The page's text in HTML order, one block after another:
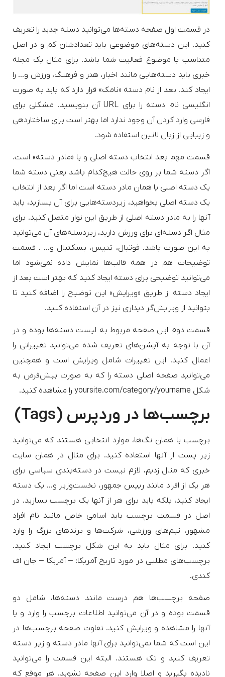
در قسمت اول صفحه دسته‌ها می‌توانید دسته جدید را تعریف
کنید. این دسته‌های موضوعی باید تعدادشان کم و در اصل
متناسب با موضوع فعالیت شما باشد. برای مثال یک مجله
خبری باید دسته‌هایی مانند اخبار، هنر و فرهنگ، ورزش و… را
ایجاد کند. بعد از نام دسته «نامک» قرار دارد که باید به صورت
انگلیسی نام دسته را برای URL آن بنویسید. مشکلی برای
فارسی وارد کردن آن وجود ندارد اما بهتر است برای ساختاردهی
و زیبایی از زبان لاتین استفاده شود.
قسمت مهم بعد انتخاب دسته اصلی و یا «مادر دسته» است.
اگر دسته شما بر روی حالت هیچ‌کدام باشد یعنی دسته شما
یک دسته اصلی یا همان مادر دسته است اما اگر بعد از انتخاب
یک دسته اصلی بخواهید، زیردسته‌هایی برای آن بسازید، باید
آنها را به مادر دسته اصلی از طریق این نوار متصل کنید. برای
مثال اگر دسته‌ای برای ورزش دارید، زیردسته‌های آن می‌توانید
به این صورت باشد. فوتبال، تنیس، بسکتبال و… . قسمت
توضیحات هم در همه قالب‌ها نمایش داده نمی‌شود اما
می‌توانید توضیحی برای دسته ایجاد کنید که بهتر است بعد از
ایجاد دسته از طریق «ویرایش» این توضیح را اضافه کنید تا
بتوانید از ویرایش‌گر دیداری نیز در آن استفاده کنید.
قسمت دوم این صفحه مربوط به لیست دسته‌ها بوده و در
آن با توجه به آپشن‌های تعریف شده می‌توانید تغییراتی را
اعمال کنید. این تغییرات شامل ویرایش است و همچنین
می‌توانید صفحه اصلی دسته را که به صورت پیش‌فرض به
شکل yoursite.com/category/yourname را مشاهده کنید.
برچسب‌ها در وردپرس (Tags)
برچسب یا همان تگ‌ها، موارد انتخابی هستند که می‌توانید
زیر پست از آنها استفاده کنید. برای مثال در همان سایت
خبری که مثال زدیم، لازم نیست در دسته‌بندی سیاسی برای
هر یک از افراد مانند رییس جمهور، نخست‌وزیر و… یک دسته
ایجاد کنید، بلکه باید برای هر از آنها یک برچسب بسازید. در
اصل در قسمت برچسب باید اسامی خاص مانند نام افراد
مشهور، تیم‌های ورزشی، شرکت‌ها و برندهای بزرگ را وارد
کنید. برای مثال باید به این شکل برچسب ایجاد کنید.
برچسب‌های مطلبی در مورد تاریخ آمریکا: – آمریکا – جان اف
کندی.
صفحه برچسب‌ها هم درست مانند دسته‌ها، شامل دو
قسمت بوده و در آن می‌توانید اطلاعات برچسب را وارد و یا
آنها را مشاهده و ویرایش کنید. تفاوت صفحه برچسب‌ها در
این است که شما نمی‌توانید برای آنها مادر دسته و زیر دسته
تعریف کنید و تک هستند. البته این قسمت را می‌توانید
نادیده بگیرید و اصلا وارد این صفحه نشوید. هر موقع که